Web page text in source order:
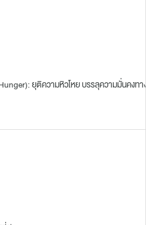
ยุติความหิวโหย บรรลุความมั่นคง